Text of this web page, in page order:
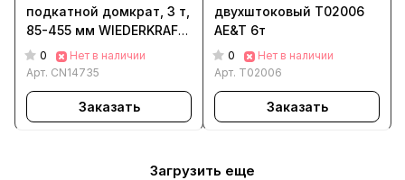
подкатной домкрат, 3 т,
85-455 мм WIEDERKRAFT
WDK-81885
0
Нет в наличии
Арт. CN14735
Заказать
двухштоковый T02006
AE&T 6т
0
Нет в наличии
Арт. T02006
Заказать
Загрузить еще